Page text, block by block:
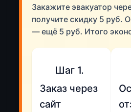
Закажите эвакуатор
получите скидку 5 руб.
— ещё 5 руб. Итого
Шаг 1.
Заказ через
сайт